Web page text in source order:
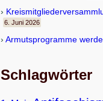
6. Juni 2026
Armuts­pro­gramme
Schlagwörter